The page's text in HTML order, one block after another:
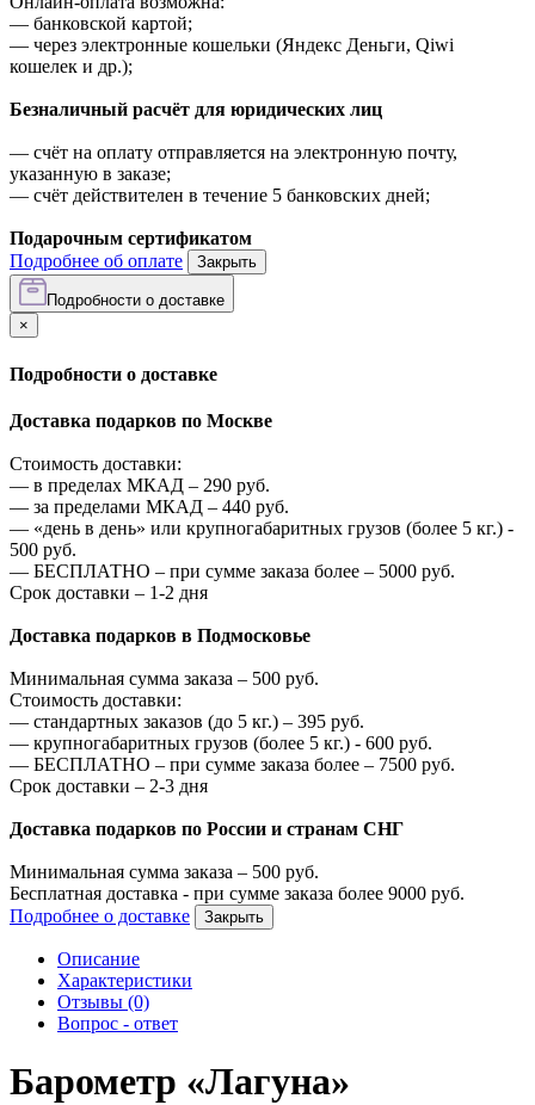
— банковской картой;
— через электронные кошельки (Яндекс Деньги, Qiwi
кошелек и др.);
Безналичный расчёт для юридических лиц
— счёт на оплату отправляется на электронную почту,
указанную в заказе;
— счёт действителен в течение 5 банковских дней;
Подарочным сертификатом
Подробнее об оплате
Закрыть
Подробности о доставке
×
Подробности о доставке
Доставка подарков по Москве
Стоимость доставки:
— в пределах МКАД – 290 руб.
— за пределами МКАД – 440 руб.
— «день в день» или крупногабаритных грузов (более 5 кг.) -
500 руб.
— БЕСПЛАТНО – при сумме заказа более – 5000 руб.
Срок доставки – 1-2 дня
Доставка подарков в Подмосковье
Минимальная сумма заказа – 500 руб.
Стоимость доставки:
— стандартных заказов (до 5 кг.) – 395 руб.
— крупногабаритных грузов (более 5 кг.) - 600 руб.
— БЕСПЛАТНО – при сумме заказа более – 7500 руб.
Срок доставки – 2-3 дня
Доставка подарков по России и странам СНГ
Минимальная сумма заказа – 500 руб.
Бесплатная доставка - при сумме заказа более 9000 руб.
Подробнее о доставке
Закрыть
Описание
Характеристики
Отзывы (0)
Вопрос - ответ
Барометр «Лагуна»